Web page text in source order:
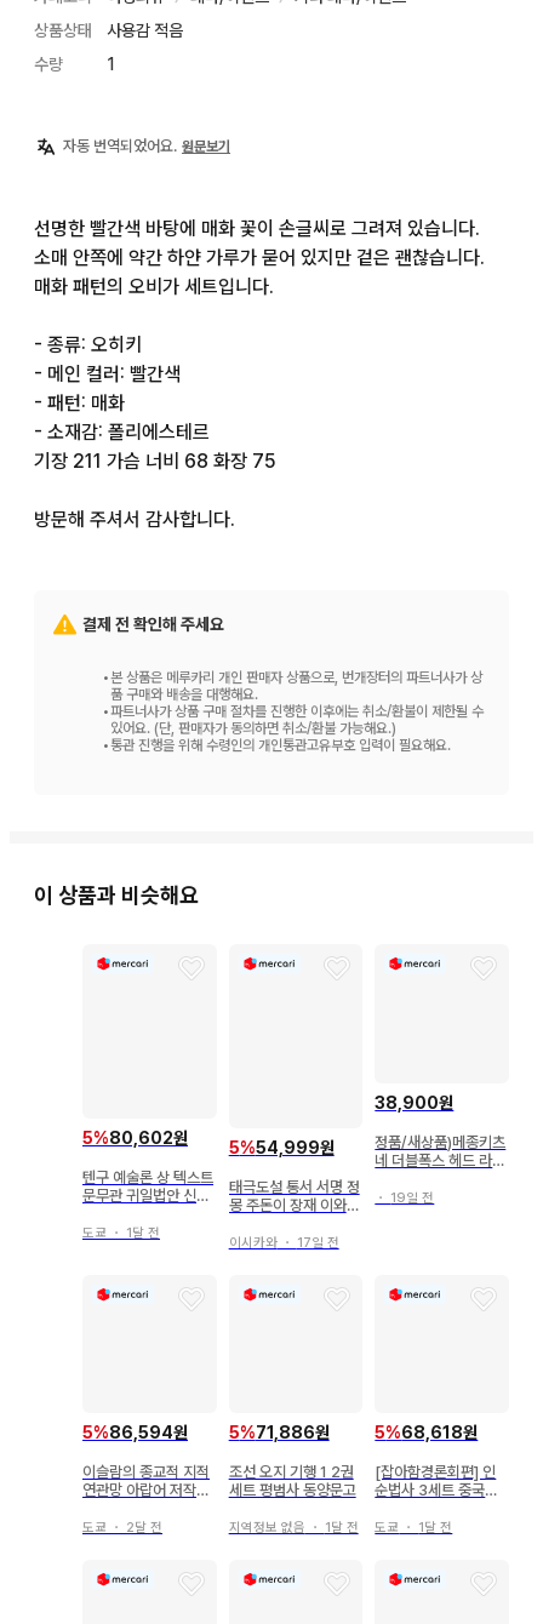
상품상태
사용감 적음
수량
1
자동 번역되었어요. 원문보기
선명한 빨간색 바탕에 매화 꽃이 손글씨로 그려져 있습니다.
소매 안쪽에 약간 하얀 가루가 묻어 있지만 겉은 괜찮습니다.
매화 패턴의 오비가 세트입니다.
- 종류: 오히키
- 메인 컬러: 빨간색
- 패턴: 매화
- 소재감: 폴리에스테르
기장 211 가슴 너비 68 화장 75
방문해 주셔서 감사합니다.
결제 전 확인해 주세요
•본 상품은 메루카리 개인 판매자 상품으로, 번개장터의 파트너사가 상
품 구매와 배송을 대행해요.
•파트너사가 상품 구매 절차를 진행한 이후에는 취소/환불이 제한될 수
있어요. (단, 판매자가 동의하면 취소/환불 가능해요.)
•통관 진행을 위해 수령인의 개인통관고유부호 입력이 필요해요.
이 상품과 비슷해요
5%80,602원
텐구 예술론 상 텍스트
문무관 귀일법안 신도
도쿄 ・ 1달 전
5%54,999원
태극도설 통서 서명 정
몽 주돈이 장재 이와나
이시카와・ 17일 전
38,900원
정품/새상품)메종키츠
네 더블폭스 헤드 라운
용・ 19일 전
5%86,594원
이슬람의 종교적 지적
연관망 아랍어 저작으
카
도쿄 ・ 2달 전
5%71,886원
조선 오지 기행 1 2권
세트 평범사 동양문고
지역정보 없음 ・ 1달 전
5%68,618원
[잡아함경론회편] 인
순법사 3세트 중국어
서 경전
도쿄 ・ 1달 전